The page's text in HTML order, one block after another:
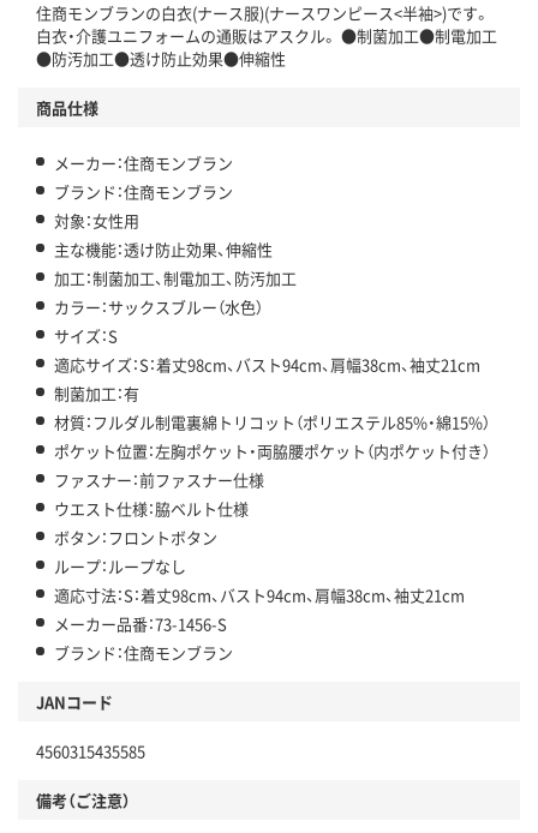
住商モンブランの白衣(ナース服)(ナースワンピース<半袖>)です。
白衣・介護ユニフォームの通販はアスクル。 ●制菌加工●制電加工
●防汚加工●透け防止効果●伸縮性
商品仕様
メーカー：住商モンブラン
ブランド：住商モンブラン
対象：女性用
主な機能：透け防止効果、伸縮性
加工：制菌加工、制電加工、防汚加工
カラー：サックスブルー（水色）
サイズ：S
適応サイズ：S：着丈98cm、バスト94cm、肩幅38cm、袖丈21cm
制菌加工：有
材質：フルダル制電裏綿トリコット（ポリエステル85%・綿15%）
ポケット位置：左胸ポケット・両脇腰ポケット（内ポケット付き）
ファスナー：前ファスナー仕様
ウエスト仕様：脇ベルト仕様
ボタン：フロントボタン
ループ：ループなし
適応寸法：S：着丈98cm、バスト94cm、肩幅38cm、袖丈21cm
メーカー品番：73-1456-S
ブランド：住商モンブラン
JANコード
4560315435585
備考（ご注意）